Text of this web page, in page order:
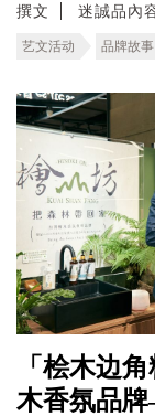
撰文 迷誠品內
艺文活动 品牌故事
「桧木边
木香氛品